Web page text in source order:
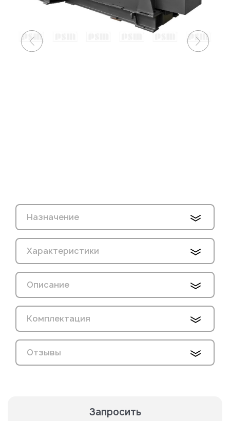
Назначение
Характеристики
Описание
Комплектация
Отзывы
Запросить